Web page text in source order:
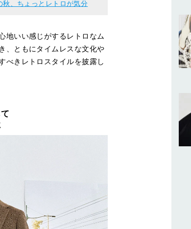
、ちょっとレトロが気分
地いい感じがするレトロなム
、ともにタイムレスな文化や
べきレトロスタイルを披露し